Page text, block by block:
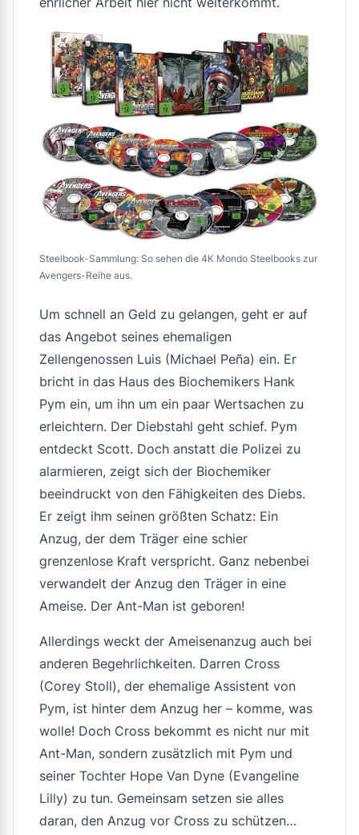
Steelbook-Sammlung: So sehen die 4K Mondo Steelbooks zur
Avengers-Reihe aus.
Um schnell an Geld zu gelangen, geht er auf
das Angebot seines ehemaligen
Zellengenossen Luis (Michael Peña) ein. Er
bricht in das Haus des Biochemikers Hank
Pym ein, um ihn um ein paar Wertsachen zu
erleichtern. Der Diebstahl geht schief. Pym
entdeckt Scott. Doch anstatt die Polizei zu
alarmieren, zeigt sich der Biochemiker
beeindruckt von den Fähigkeiten des Diebs.
Er zeigt ihm seinen größten Schatz: Ein
Anzug, der dem Träger eine schier
grenzenlose Kraft verspricht. Ganz nebenbei
verwandelt der Anzug den Träger in eine
Ameise. Der Ant-Man ist geboren!
Allerdings weckt der Ameisenanzug auch bei
anderen Begehrlichkeiten. Darren Cross
(Corey Stoll), der ehemalige Assistent von
Pym, ist hinter dem Anzug her – komme, was
wolle! Doch Cross bekommt es nicht nur mit
Ant-Man, sondern zusätzlich mit Pym und
seiner Tochter Hope Van Dyne (Evangeline
Lilly) zu tun. Gemeinsam setzen sie alles
daran, den Anzug vor Cross zu schützen…